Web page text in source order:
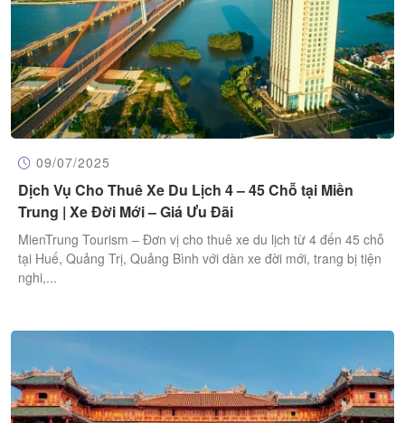
09/07/2025
Dịch Vụ Cho Thuê Xe Du Lịch 4 – 45 Chỗ tại Miền
Trung | Xe Đời Mới – Giá Ưu Đãi
MienTrung Tourism – Đơn vị cho thuê xe du lịch từ 4 đến 45 chỗ
tại Huế, Quảng Trị, Quảng Bình với dàn xe đời mới, trang bị tiện
nghi,...